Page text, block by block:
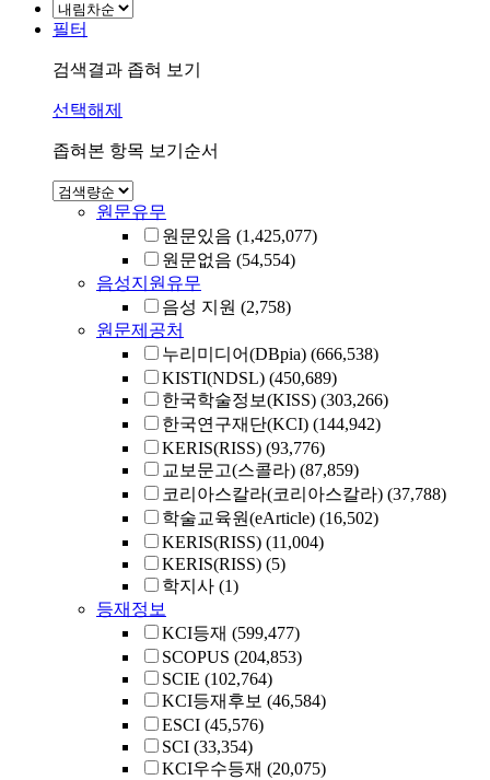
필터
검색결과 좁혀 보기
선택해제
좁혀본 항목 보기순서
원문유무
원문있음 (1,425,077)
원문없음 (54,554)
음성지원유무
음성 지원 (2,758)
원문제공처
누리미디어(DBpia) (666,538)
KISTI(NDSL) (450,689)
한국학술정보(KISS) (303,266)
한국연구재단(KCI) (144,942)
KERIS(RISS) (93,776)
교보문고(스콜라) (87,859)
코리아스칼라(코리아스칼라) (37,788)
학술교육원(eArticle) (16,502)
KERIS(RISS) (11,004)
KERIS(RISS) (5)
학지사 (1)
등재정보
KCI등재 (599,477)
SCOPUS (204,853)
SCIE (102,764)
KCI등재후보 (46,584)
ESCI (45,576)
SCI (33,354)
KCI우수등재 (20,075)